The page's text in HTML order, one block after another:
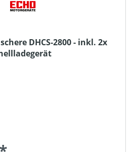
DHCS-2800 - inkl. 2x